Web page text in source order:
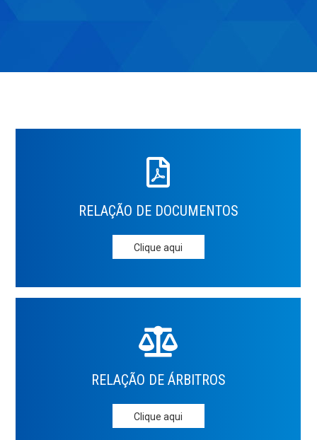
RELAÇÃO DE DOCUMENTOS
Clique aqui
RELAÇÃO DE ÁRBITROS
Clique aqui